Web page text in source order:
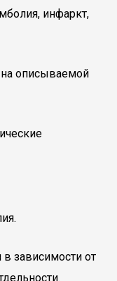
инфаркт,
описываемой
зависимости от